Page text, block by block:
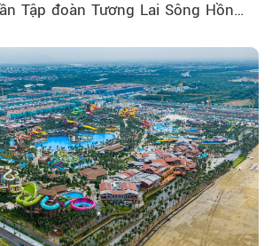
Tập đoàn Tương Lai Sông Hồng